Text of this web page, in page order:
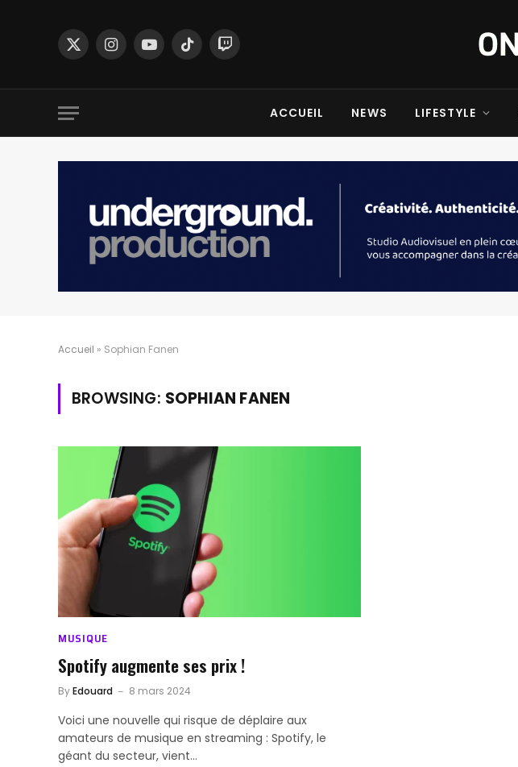
X
InstagramYouTubeTikTokTwitch
ACCUEIL NEWS LIFESTYLE
Accueil » Sophian Fanen
BROWSING: SOPHIAN FANEN
MUSIQUE
Spotify augmente ses prix !
ByEdouard 8 mars 2024
Voici une nouvelle qui risque de déplaire aux
amateurs de musique en streaming : Spotify, le
géant du secteur, vient…